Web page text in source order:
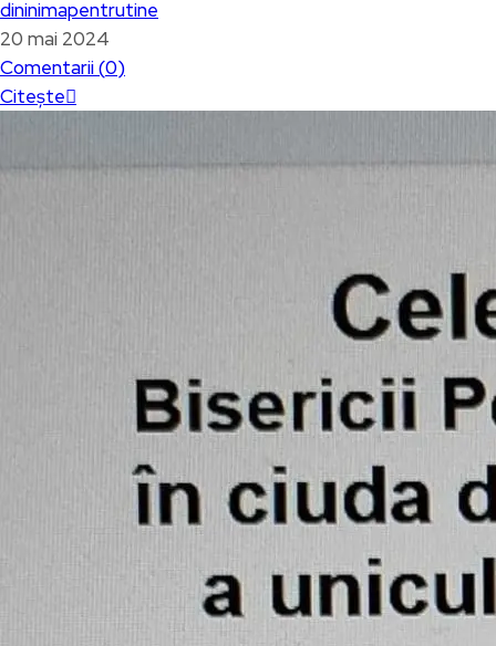
dininimapentrutine
20 mai 2024
Comentarii (0)
Citește